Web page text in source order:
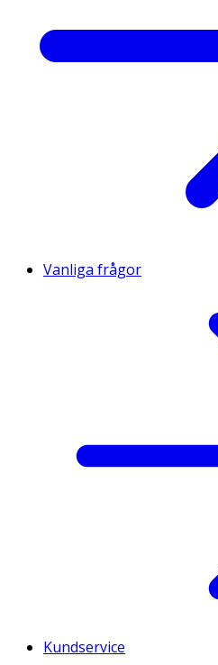
Vanliga frågor
Kundservice